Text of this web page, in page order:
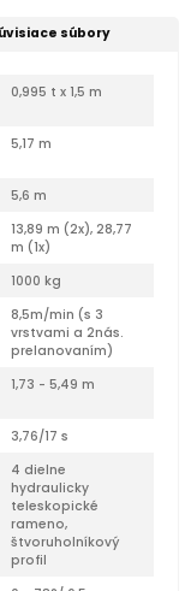
súbory
0,995 t x 1,5 m
5,17 m
5,6 m
13,89 m (2x), 28,77
m (1x)
1000 kg
8,5m/min (s 3
vrstvami a 2nás.
prelanovaním)
1,73 - 5,49 m
3,76/17 s
4 dielne
hydraulicky
teleskopické
rameno,
štvoruholníkový
profil